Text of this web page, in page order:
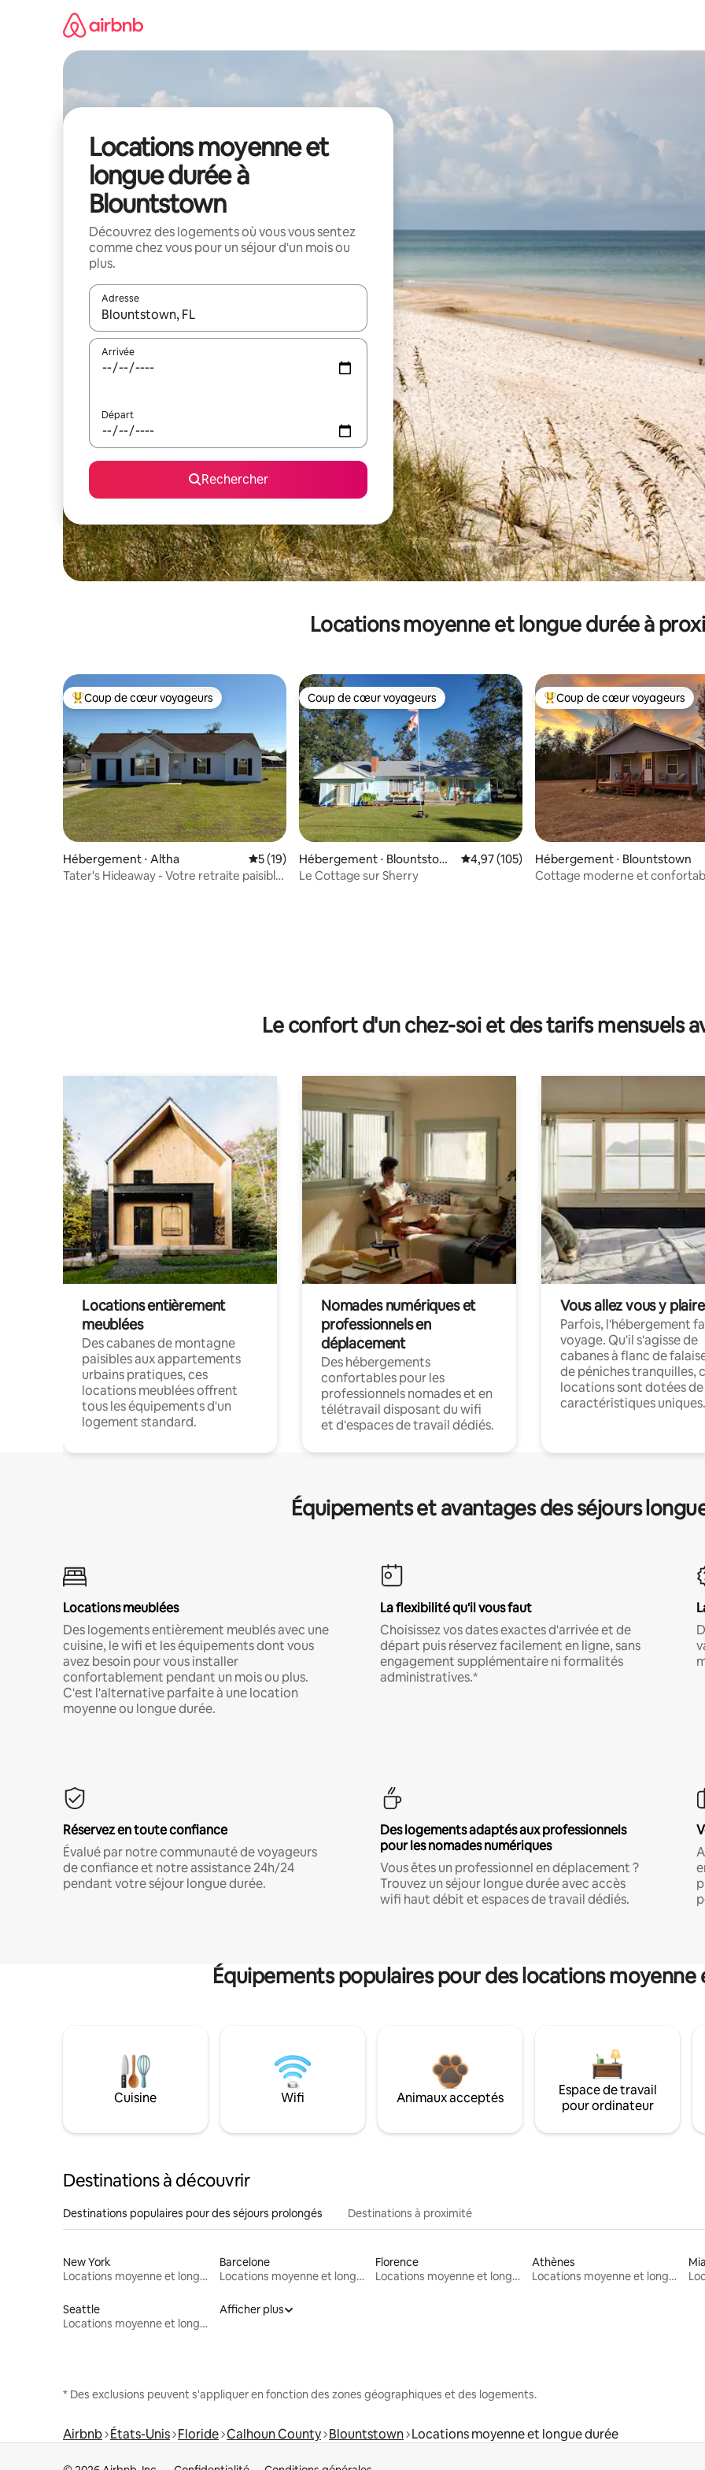
Locations moyenne et
longue durée à
Blountstown
Découvrez des logements où vous vous sentez
comme chez vous pour un séjour d'un mois ou
plus.
Adresse
Lorsque les résultats s'affichent, utilisez les flèches vers le haut et vers le bas pour les parcourir ou en appuyant et en
Arrivée
Départ
Rechercher
Locations moyenne et longue durée à
Coups de cœur voyageurs les plus appréciés
Coup de cœur voyageurs
Hébergement ⋅ Altha Évaluation moyenne sur la base de 19 commentaires : 5 sur 5
5 (19)
Tater's Hideaway - Votre retraite paisible
Coup de cœur voyageurs
Coup de cœur voyageurs
Hébergement ⋅ Blountstow
n
Évaluation moyenne sur la base de 105
4,97 (105)
Le Cottage sur Sherry
Coups de cœur voyageurs les
Coup de cœur voyageurs
Hébergement ⋅ Blountstown
Cottage moderne et
Le confort d'un chez-soi et des tarifs mensuels
Locations entièrement
meublées
Des cabanes de montagne
paisibles aux appartements
urbains pratiques, ces
locations meublées offrent
tous les équipements d'un
logement standard.
Nomades numériques et
professionnels en
déplacement
Des hébergements
confortables pour les
professionnels nomades et en
télétravail disposant du wifi
et d'espaces de travail dédiés.
Vous allez vous y plaire
Parfois, l'hébergement
voyage. Qu'il s'agisse de
cabanes à flanc de
de péniches tranquilles,
locations sont dotées de
caractéristiques uniques.
Équipements et avantages des séjours
Locations meublées
Des logements entièrement meublés avec une
cuisine, le wifi et les équipements dont vous
avez besoin pour vous installer
confortablement pendant un mois ou plus.
C'est l'alternative parfaite à une location
moyenne ou longue durée.
La flexibilité qu'il vous faut
Choisissez vos dates exactes d'arrivée et de
départ puis réservez facilement en ligne, sans
engagement supplémentaire ni formalités
administratives.*
Réservez en toute confiance
Évalué par notre communauté de voyageurs
de confiance et notre assistance 24h/24
pendant votre séjour longue durée.
Des logements adaptés aux professionnels
pour les nomades numériques
Vous êtes un professionnel en déplacement ?
Trouvez un séjour longue durée avec accès
wifi haut débit et espaces de travail dédiés.
Équipements populaires pour des locations
Cuisine Wifi Animaux acceptés
Espace de travail
pour ordinateur
Destinations à découvrir
Destinations populaires pour des séjours prolongés Destinations à proximité
New York
Locations moyenne et longue durée
Barcelone
Locations moyenne et longue durée
Florence
Locations moyenne et longue durée
Athènes
Locations moyenne et longue durée
Seattle
Locations moyenne et longue durée
Afficher plus
* Des exclusions peuvent s'appliquer en fonction des zones géographiques et des logements.
Airbnb États-Unis Floride Calhoun County Blountstown Locations moyenne et longue durée